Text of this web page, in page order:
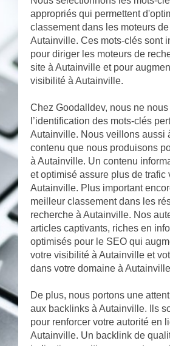
appropriés qui permettent
classement dans les moteurs
Autainville. Ces mots-clés sont
pour diriger les moteurs de
site à Autainville et pour
visibilité à Autainville.
Chez Goodalldev, nous ne
l’identification des mots-clés
Autainville. Nous veillons aussi
contenu que nous produisons
à Autainville. Un contenu
et optimisé assure plus de trafic
Autainville. Plus important
meilleur classement dans les
recherche à Autainville. Nos
articles captivants, riches en
optimisés pour le SEO qui
votre visibilité à Autainville et
dans votre domaine à
De plus, nous portons une
aux backlinks à Autainville. Ils
pour renforcer votre autorité en
Autainville. Un backlink de